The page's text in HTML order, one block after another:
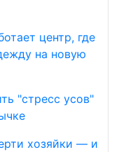
центр, где
на новую
"стресс усов"
хозяйки — и